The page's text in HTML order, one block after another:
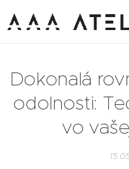
Dokonalá
odolnosti:
vo